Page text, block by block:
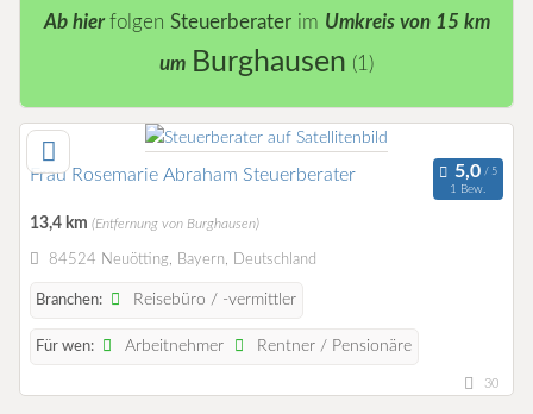
Ab hierfolgen Steuerberaterim Umkreis von 15 km
um Burghausen (1)
Frau Rosemarie Abraham Steuerberater
1 Bew.
13,4 km (Entfernung von Burghausen)
84524 Neuötting, Bayern, Deutschland
Branchen: Reisebüro / -vermittler
Für wen: Arbeitnehmer Rentner / Pensionäre
30